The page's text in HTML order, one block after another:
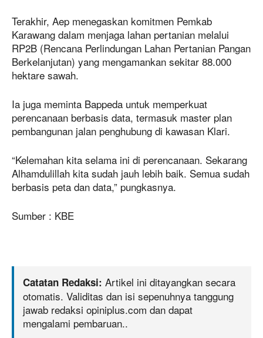
Terakhir, Aep menegaskan komitmen Pemkab
Karawang dalam menjaga lahan pertanian melalui
RP2B (Rencana Perlindungan Lahan Pertanian Pangan
Berkelanjutan) yang mengamankan sekitar 88.000
hektare sawah.
Ia juga meminta Bappeda untuk memperkuat
perencanaan berbasis data, termasuk master plan
pembangunan jalan penghubung di kawasan Klari.
“Kelemahan kita selama ini di perencanaan. Sekarang
Alhamdulillah kita sudah jauh lebih baik. Semua sudah
berbasis peta dan data,” pungkasnya.
Sumber : KBE
Catatan Redaksi: Artikel ini ditayangkan secara
otomatis. Validitas dan isi sepenuhnya tanggung
jawab redaksi opiniplus.com dan dapat
mengalami pembaruan..